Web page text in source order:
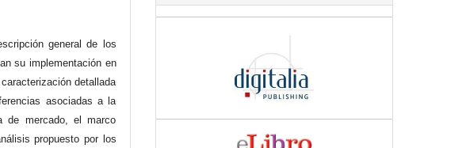
general de los
su implementación en
detallada
asociadas a la
de mercado, el marco
propuesto por los